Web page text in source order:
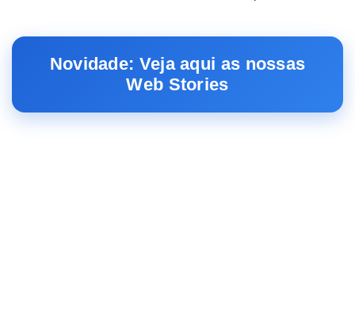
Novidade: Veja aqui as nossas
Web Stories